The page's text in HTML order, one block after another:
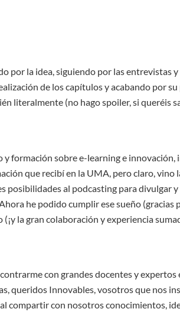
por la idea, siguiendo por las entrevistas y
de los capítulos y acabando por
literalmente (no hago spoiler, si queréis
formación sobre e-learning e innovación,
que recibí en la UMA, pero claro, vino
posibilidades al podcasting para divulgar
he podido cumplir ese sueño (gracias
la gran colaboración y experiencia
con grandes docentes y expertos
queridos Innovables, vosotros que nos
compartir con nosotros conocimientos,